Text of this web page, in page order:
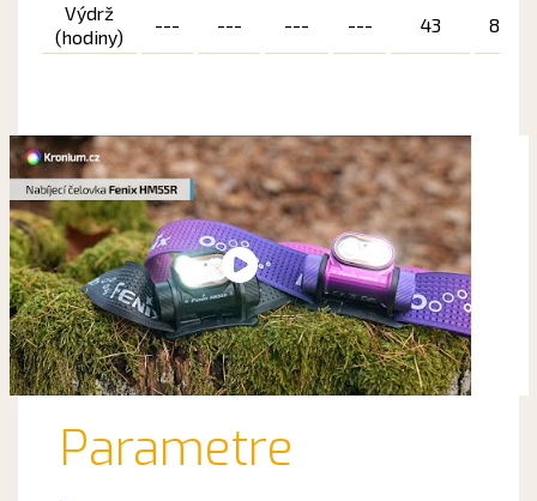
Výdrž
(hodiny)
--- --- --- --- 43 86
Parametre